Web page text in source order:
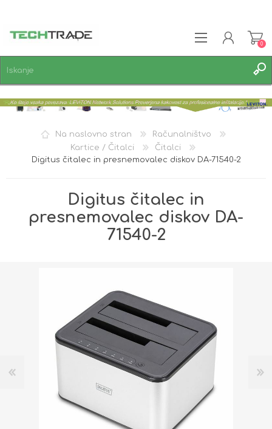
PRIJAVA
0
Na naslovno stran
Računalništvo
Kartice / Čitalci
Čitalci
Digitus čitalec in presnemovalec diskov DA-71540-2
Digitus čitalec in
presnemovalec diskov DA-
71540-2